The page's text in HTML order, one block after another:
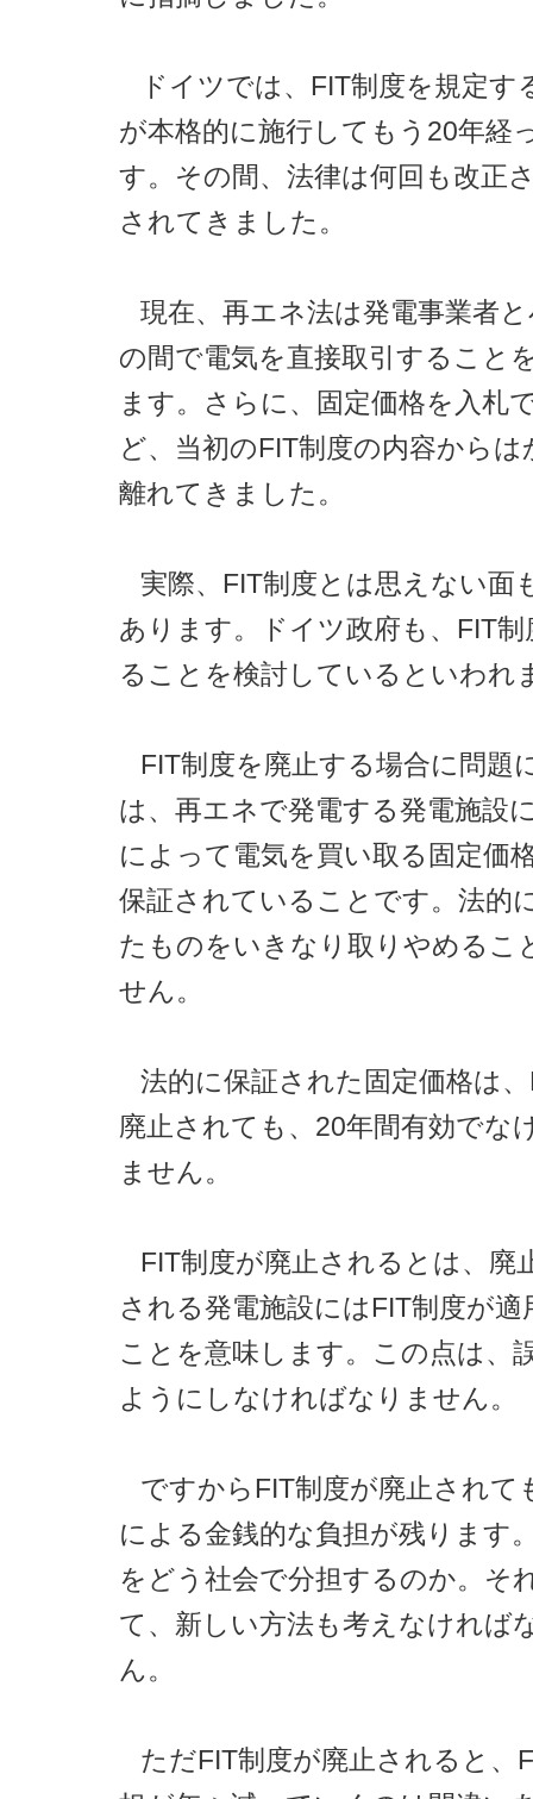
ドイツでは、FIT制度を規定す
が本格的に施行してもう20年経
す。その間、法律は何回も改正
されてきました。
現在、再エネ法は発電事業者
の間で電気を直接取引すること
ます。さらに、固定価格を入札
ど、当初のFIT制度の内容から
離れてきました。
実際、FIT制度とは思えない面
あります。ドイツ政府も、FIT制
ることを検討しているといわれ
FIT制度を廃止する場合に問題
は、再エネで発電する発電施設
によって電気を買い取る固定価
保証されていることです。法的
たものをいきなり取りやめるこ
せん。
法的に保証された固定価格は
廃止されても、20年間有効でな
ません。
FIT制度が廃止されるとは、廃
される発電施設にはFIT制度が
ことを意味します。この点は、
ようにしなければなりません。
ですからFIT制度が廃止されて
による金銭的な負担が残ります
をどう社会で分担するのか。そ
て、新しい方法も考えなければ
ん。
ただFIT制度が廃止されると、